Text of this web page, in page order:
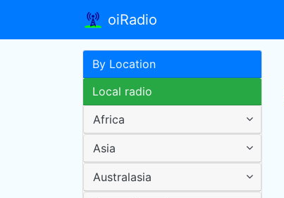
oiRadio
By Location
Local radio
Africa
Asia
Australasia